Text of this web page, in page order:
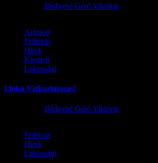
Bédayné Géró Viktória
Ajánlott
Felhívás
Hírek
Kiemelt
Lakossági
I.fokú Vízkorlátozás!
Bédayné Géró Viktória
Felhívás
Hírek
Lakossági